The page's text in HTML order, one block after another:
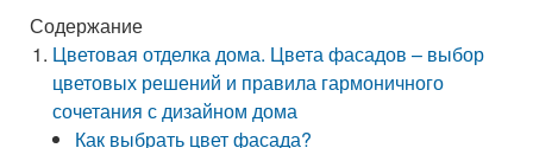
Содержание
Цветовая отделка дома. Цвета фасадов – выбор
цветовых решений и правила гармоничного
сочетания с дизайном дома
Как выбрать цвет фасада?